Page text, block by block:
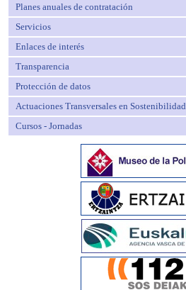
Planes anuales de contratación
Servicios
Enlaces de interés
Transparencia
Protección de datos
Actuaciones Transversales en Sostenibilidad
Cursos - Jornadas